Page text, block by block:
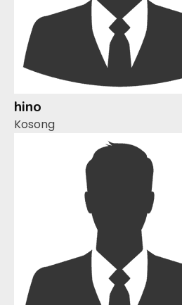
hino
Kosong